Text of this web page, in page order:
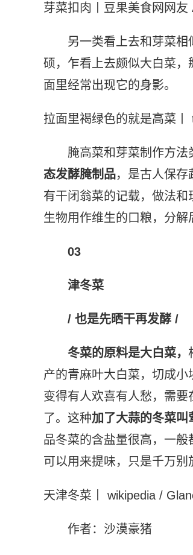
芽菜扣肉丨豆果美食网网友
另一类看上去和芽菜相
硕，乍看上去颇似大白菜
面里经常出现它的身影。
拉面里褐绿色的就是高菜丨
腌高菜和芽菜制作方法
态发酵腌制品，是古人保
有干闭翁菜的记载，做法
生物用作维生的口粮，分解
03
津冬菜
/ 也是先晒干再发酵 /
冬菜的原料是大白菜，
产的青麻叶大白菜，切成
变得有人欢喜有人愁，需
了。这种加了大蒜的冬菜叫
品冬菜的含盐量很高，一
可以用来提味，只是千万别
天津冬菜丨 wikipedia /
作者：沙漠豪猪